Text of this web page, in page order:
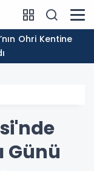
Günü